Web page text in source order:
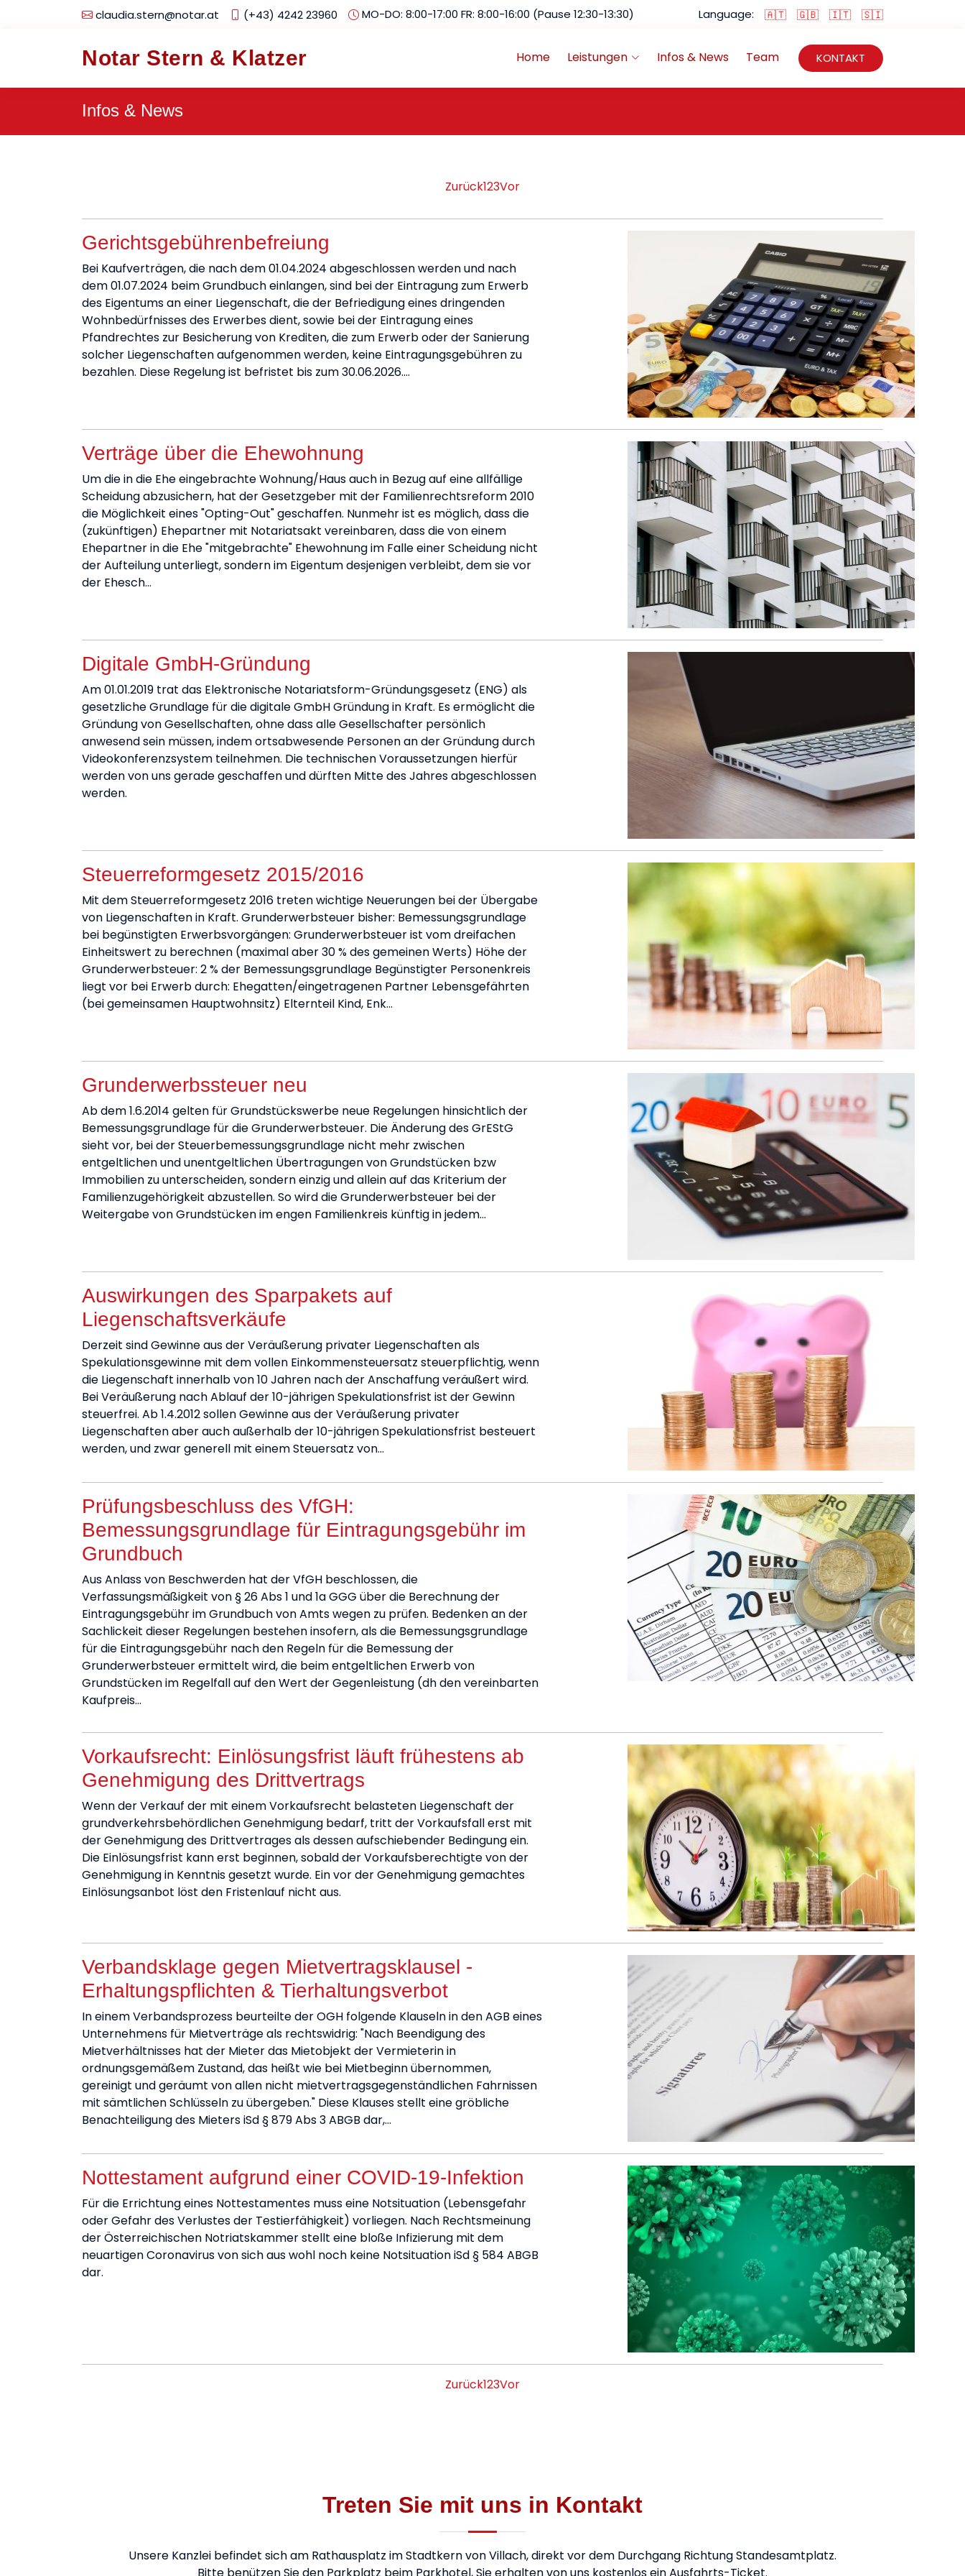
claudia.stern@notar.at (+43) 4242 23960 MO-DO: 8:00-17:00 FR: 8:00-16:00 (Pause 12:30-13:30) Language: 🇦🇹 🇬🇧 🇮🇹 🇸🇮
Notar Stern & Klatzer Home Leistungen Infos & News Team KONTAKT
Infos & News
Zurück123Vor
Gerichtsgebührenbefreiung
Bei Kaufverträgen, die nach dem 01.04.2024 abgeschlossen werden und nach
dem 01.07.2024 beim Grundbuch einlangen, sind bei der Eintragung zum Erwerb
des Eigentums an einer Liegenschaft, die der Befriedigung eines dringenden
Wohnbedürfnisses des Erwerbes dient, sowie bei der Eintragung eines
Pfandrechtes zur Besicherung von Krediten, die zum Erwerb oder der Sanierung
solcher Liegenschaften aufgenommen werden, keine Eintragungsgebühren zu
bezahlen. Diese Regelung ist befristet bis zum 30.06.2026.…
Verträge über die Ehewohnung
Um die in die Ehe eingebrachte Wohnung/Haus auch in Bezug auf eine allfällige
Scheidung abzusichern, hat der Gesetzgeber mit der Familienrechtsreform 2010
die Möglichkeit eines "Opting-Out" geschaffen. Nunmehr ist es möglich, dass die
(zukünftigen) Ehepartner mit Notariatsakt vereinbaren, dass die von einem
Ehepartner in die Ehe "mitgebrachte" Ehewohnung im Falle einer Scheidung nicht
der Aufteilung unterliegt, sondern im Eigentum desjenigen verbleibt, dem sie vor
der Ehesch…
Digitale GmbH-Gründung
Am 01.01.2019 trat das Elektronische Notariatsform-Gründungsgesetz (ENG) als
gesetzliche Grundlage für die digitale GmbH Gründung in Kraft. Es ermöglicht die
Gründung von Gesellschaften, ohne dass alle Gesellschafter persönlich
anwesend sein müssen, indem ortsabwesende Personen an der Gründung durch
Videokonferenzsystem teilnehmen. Die technischen Voraussetzungen hierfür
werden von uns gerade geschaffen und dürften Mitte des Jahres abgeschlossen
werden.
Steuerreformgesetz 2015/2016
Mit dem Steuerreformgesetz 2016 treten wichtige Neuerungen bei der Übergabe
von Liegenschaften in Kraft. Grunderwerbsteuer bisher: Bemessungsgrundlage
bei begünstigten Erwerbsvorgängen: Grunderwerbsteuer ist vom dreifachen
Einheitswert zu berechnen (maximal aber 30 % des gemeinen Werts) Höhe der
Grunderwerbsteuer: 2 % der Bemessungsgrundlage Begünstigter Personenkreis
liegt vor bei Erwerb durch: Ehegatten/eingetragenen Partner Lebensgefährten
(bei gemeinsamen Hauptwohnsitz) Elternteil Kind, Enk…
Grunderwerbssteuer neu
Ab dem 1.6.2014 gelten für Grundstückswerbe neue Regelungen hinsichtlich der
Bemessungsgrundlage für die Grunderwerbsteuer. Die Änderung des GrEStG
sieht vor, bei der Steuerbemessungsgrundlage nicht mehr zwischen
entgeltlichen und unentgeltlichen Übertragungen von Grundstücken bzw
Immobilien zu unterscheiden, sondern einzig und allein auf das Kriterium der
Familienzugehörigkeit abzustellen. So wird die Grunderwerbsteuer bei der
Weitergabe von Grundstücken im engen Familienkreis künftig in jedem…
Auswirkungen des Sparpakets auf
Liegenschaftsverkäufe
Derzeit sind Gewinne aus der Veräußerung privater Liegenschaften als
Spekulationsgewinne mit dem vollen Einkommensteuersatz steuerpflichtig, wenn
die Liegenschaft innerhalb von 10 Jahren nach der Anschaffung veräußert wird.
Bei Veräußerung nach Ablauf der 10-jährigen Spekulationsfrist ist der Gewinn
steuerfrei. Ab 1.4.2012 sollen Gewinne aus der Veräußerung privater
Liegenschaften aber auch außerhalb der 10-jährigen Spekulationsfrist besteuert
werden, und zwar generell mit einem Steuersatz von…
Prüfungsbeschluss des VfGH:
Bemessungsgrundlage für Eintragungsgebühr im
Grundbuch
Aus Anlass von Beschwerden hat der VfGH beschlossen, die
Verfassungsmäßigkeit von § 26 Abs 1 und 1a GGG über die Berechnung der
Eintragungsgebühr im Grundbuch von Amts wegen zu prüfen. Bedenken an der
Sachlickeit dieser Regelungen bestehen insofern, als die Bemessungsgrundlage
für die Eintragungsgebühr nach den Regeln für die Bemessung der
Grunderwerbsteuer ermittelt wird, die beim entgeltlichen Erwerb von
Grundstücken im Regelfall auf den Wert der Gegenleistung (dh den vereinbarten
Kaufpreis…
Vorkaufsrecht: Einlösungsfrist läuft frühestens ab
Genehmigung des Drittvertrags
Wenn der Verkauf der mit einem Vorkaufsrecht belasteten Liegenschaft der
grundverkehrsbehördlichen Genehmigung bedarf, tritt der Vorkaufsfall erst mit
der Genehmigung des Drittvertrages als dessen aufschiebender Bedingung ein.
Die Einlösungsfrist kann erst beginnen, sobald der Vorkaufsberechtigte von der
Genehmigung in Kenntnis gesetzt wurde. Ein vor der Genehmigung gemachtes
Einlösungsanbot löst den Fristenlauf nicht aus.
Verbandsklage gegen Mietvertragsklausel -
Erhaltungspflichten & Tierhaltungsverbot
In einem Verbandsprozess beurteilte der OGH folgende Klauseln in den AGB eines
Unternehmens für Mietverträge als rechtswidrig: "Nach Beendigung des
Mietverhältnisses hat der Mieter das Mietobjekt der Vermieterin in
ordnungsgemäßem Zustand, das heißt wie bei Mietbeginn übernommen,
gereinigt und geräumt von allen nicht mietvertragsgegenständlichen Fahrnissen
mit sämtlichen Schlüsseln zu übergeben." Diese Klauses stellt eine gröbliche
Benachteiligung des Mieters iSd § 879 Abs 3 ABGB dar,…
Nottestament aufgrund einer COVID-19-Infektion
Für die Errichtung eines Nottestamentes muss eine Notsituation (Lebensgefahr
oder Gefahr des Verlustes der Testierfähigkeit) vorliegen. Nach Rechtsmeinung
der Österreichischen Notriatskammer stellt eine bloße Infizierung mit dem
neuartigen Coronavirus von sich aus wohl noch keine Notsituation iSd § 584 ABGB
dar.
Zurück123Vor
Treten Sie mit uns in Kontakt
Unsere Kanzlei befindet sich am Rathausplatz im Stadtkern von Villach, direkt vor dem Durchgang Richtung Standesamtplatz.